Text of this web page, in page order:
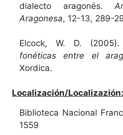
dialecto aragonés.
Aragonesa, 12-13, 289-
Elcock, W. D. (2005).
fonéticas entre el
Xordica.
Localización/Localizazión:
Biblioteca Nacional
1559